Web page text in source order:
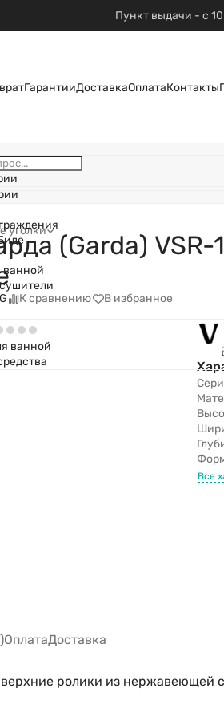
Пункт выдачи - с
ГарантииДоставкаОплатаКонтакты
ванной
ванной
уголки (Garda)
К сравнению В избранное
Все
ОплатаДоставка
ролики из нержавеющей